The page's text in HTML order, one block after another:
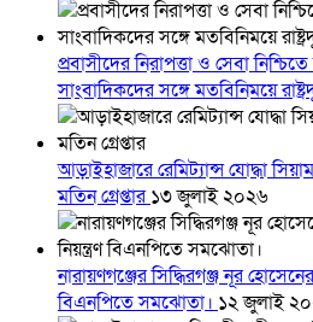
প্রবাসীদের নিরাপত্তা ও সেবা
সাংবাদিকদের সঙ্গে মতবিনিময়ে
আড়াইহাজারে রেমিট্যান্স যোদ্ধা
মতিন গ্রেপ্তার১৩ জুলাই ২০২৬
নারায়ণগঞ্জের সিদ্ধিরগঞ্জ নূর
বিএনপিতে সমঝোতা। ১২ জুলাই